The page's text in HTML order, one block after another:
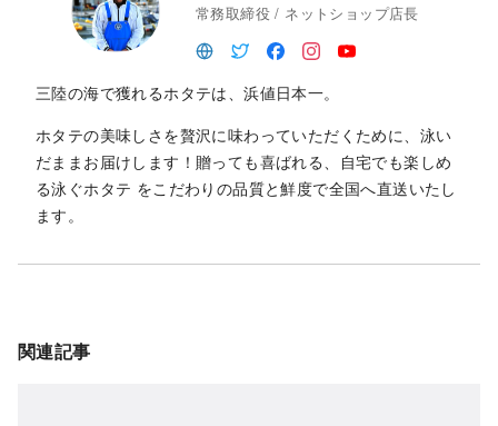
常務取締役 / ネットショップ店長
三陸の海で獲れるホタテは、浜値日本一。
ホタテの美味しさを贅沢に味わっていただくために、泳い
だままお届けします！贈っても喜ばれる、自宅でも楽しめ
る泳ぐホタテ をこだわりの品質と鮮度で全国へ直送いたし
ます。
関連記事